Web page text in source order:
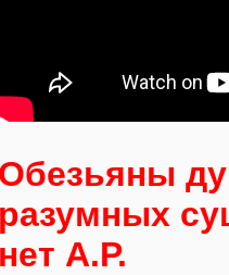
Обезьяны
разумных
нет А.Р.